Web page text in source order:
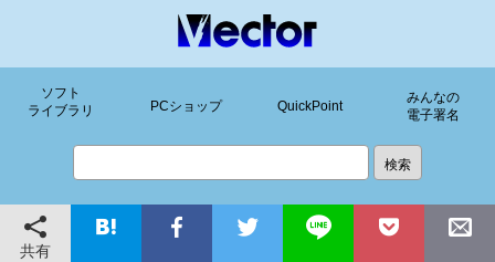
ソフト
ライブラリ
PCショップ QuickPoint
みんなの
電子署名
共有